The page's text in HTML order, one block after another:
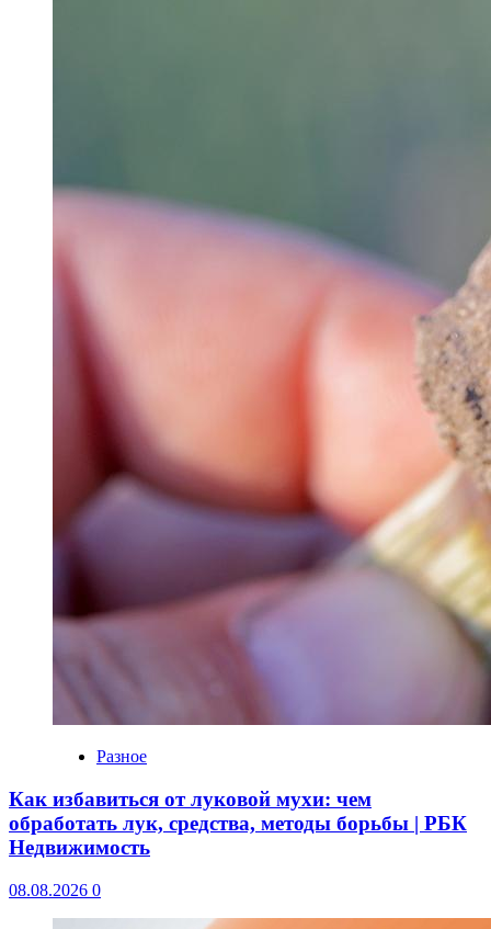
Разное
Как избавиться от луковой мухи: чем
обработать лук, средства, методы борьбы | РБК
Недвижимость
08.08.2026 0